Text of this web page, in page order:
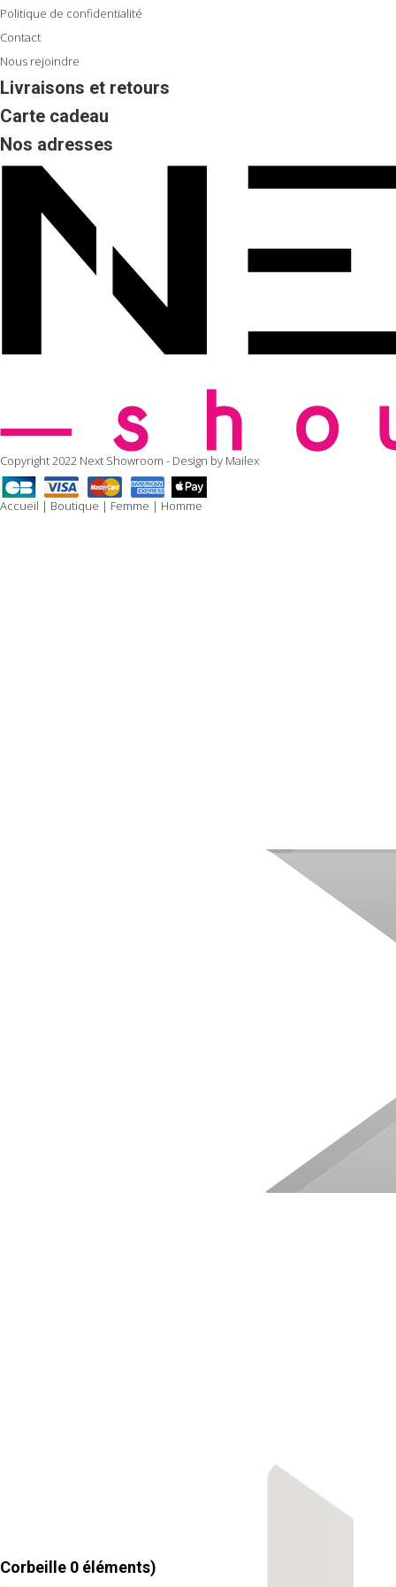
Contact
Nous rejoindre
Livraisons et retours
Carte cadeau
Nos adresses
Copyright 2022 Next Showroom - Design by
Accueil |Boutique|Femme|Homme
0